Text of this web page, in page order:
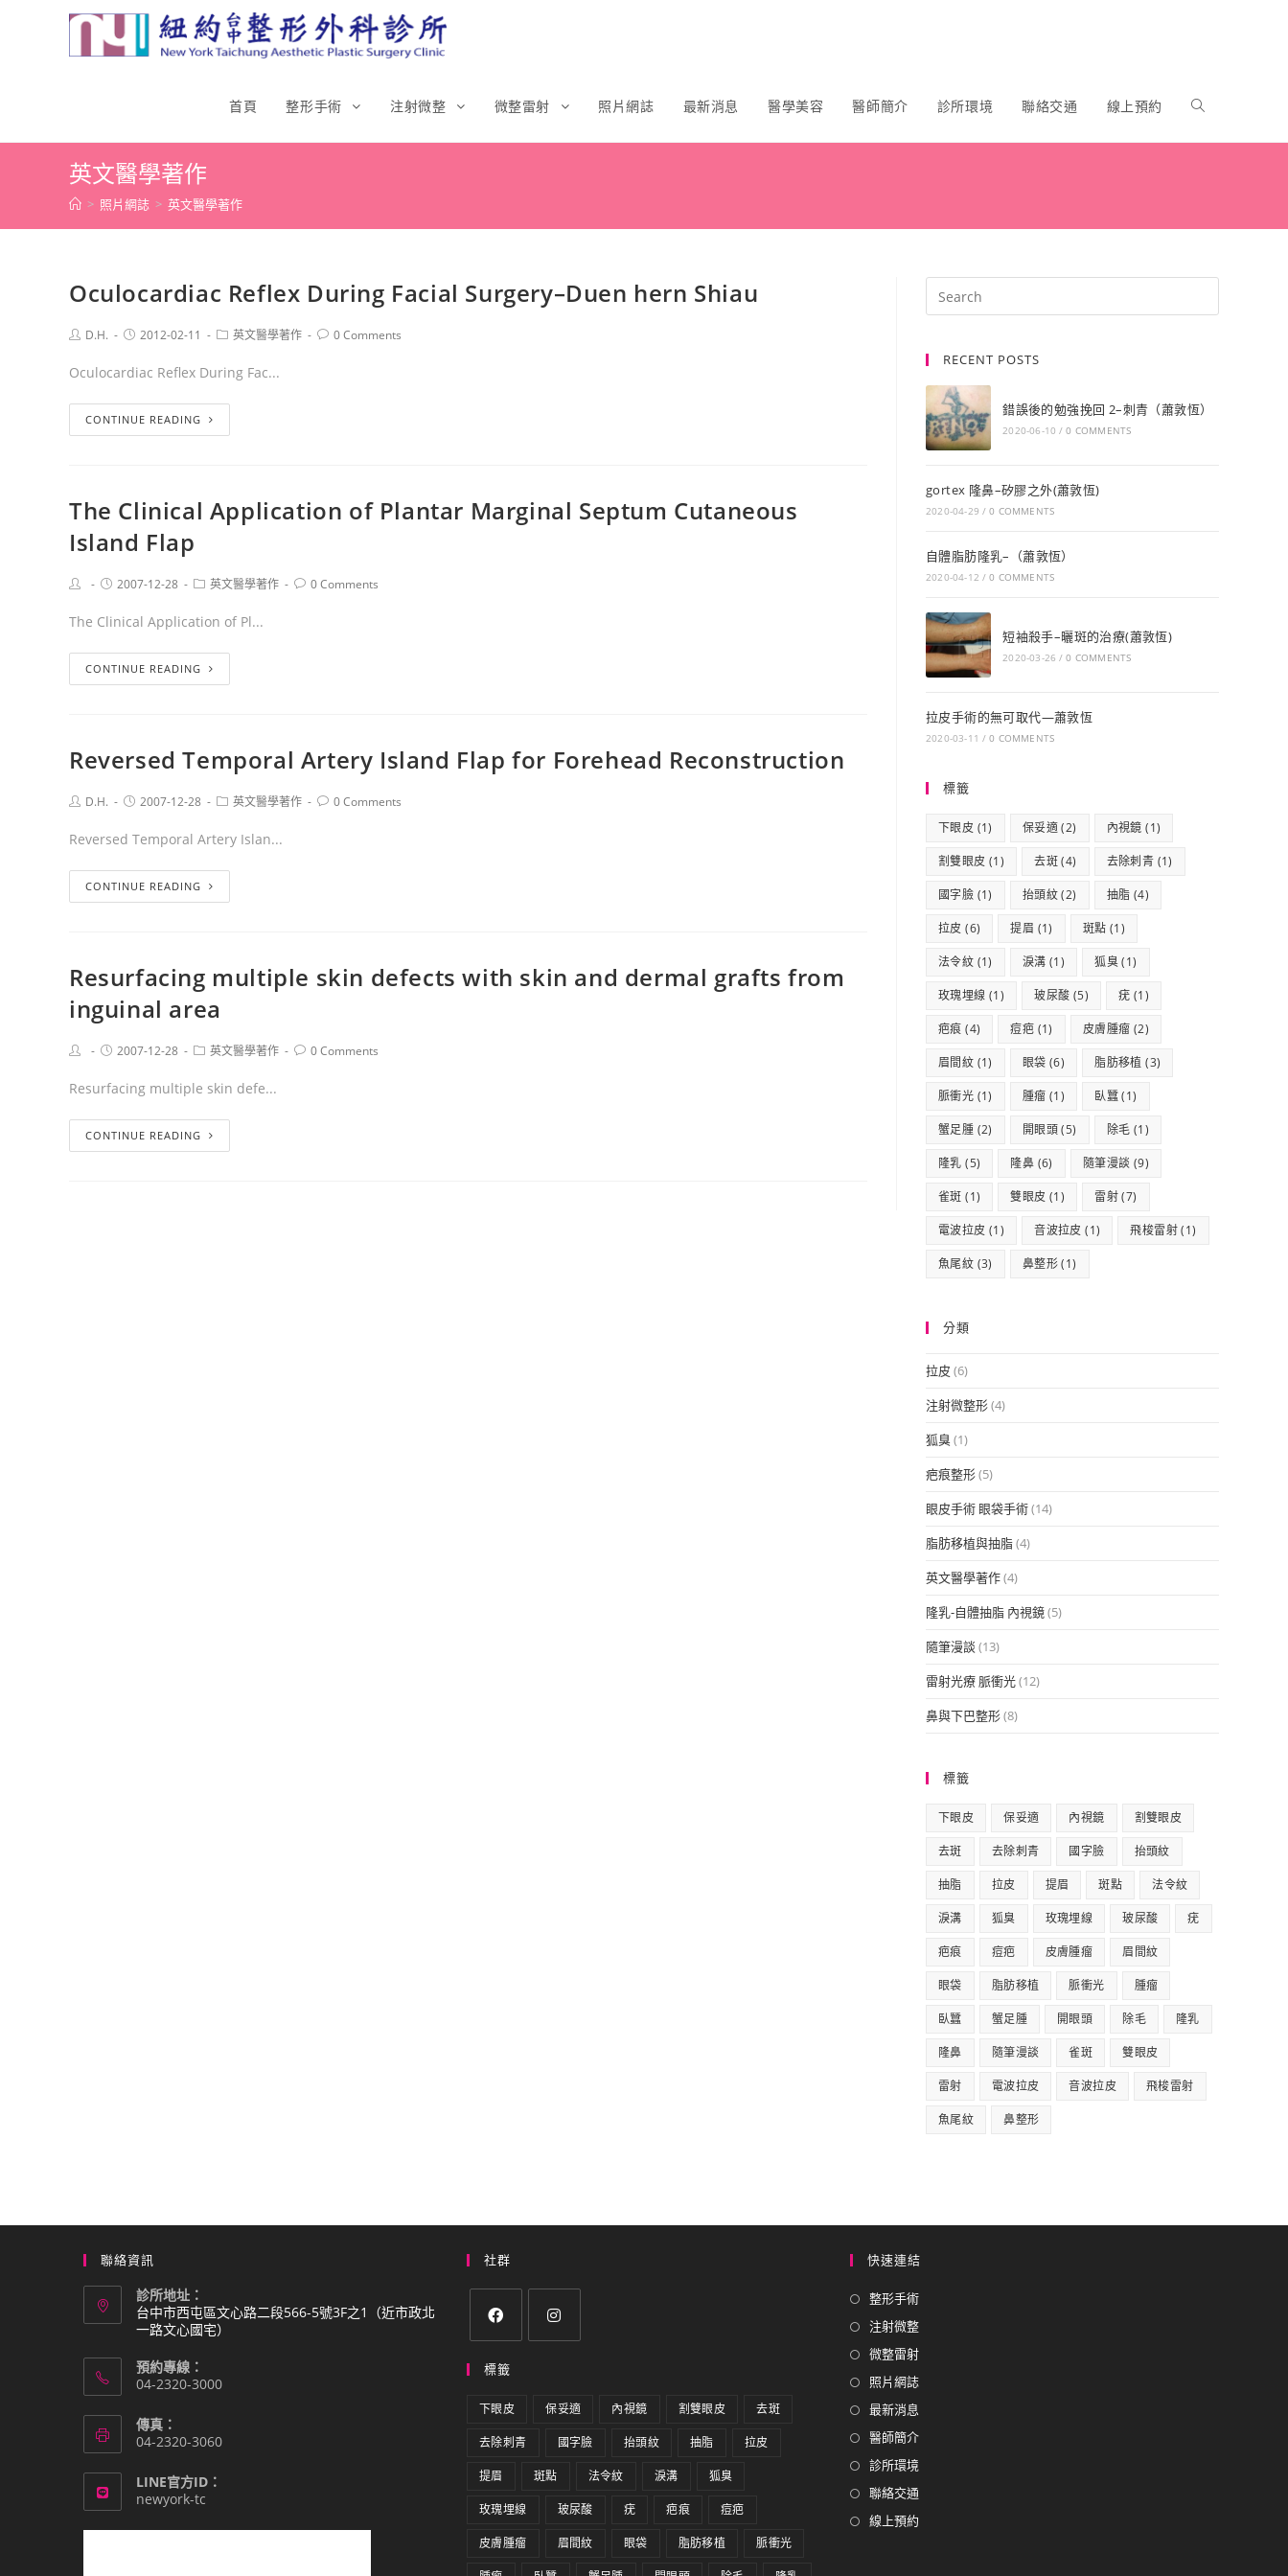
首頁 整形手術 注射微整 微整雷射 照片網誌 最新消息 醫學美容 醫師簡介 診所環境 聯絡交通 線上預約
英文醫學著作
> 照片網誌 > 英文醫學著作
Oculocardiac Reflex During Facial Surgery–Duen hern Shiau
D.H. 2012-02-11 英文醫學著作 0 Comments
Oculocardiac Reflex During Fac...
CONTINUE READING
The Clinical Application of Plantar Marginal Septum Cutaneous
Island Flap
2007-12-28 英文醫學著作 0 Comments
The Clinical Application of Pl...
CONTINUE READING
Reversed Temporal Artery Island Flap for Forehead Reconstruction
D.H. 2007-12-28 英文醫學著作 0 Comments
Reversed Temporal Artery Islan...
CONTINUE READING
Resurfacing multiple skin defects with skin and dermal grafts from
inguinal area
2007-12-28 英文醫學著作 0 Comments
Resurfacing multiple skin defe...
CONTINUE READING
RECENT POSTS
錯誤後的勉強挽回 2–刺青（蕭敦恆）
2020-06-10 / 0 COMMENTS
gortex 隆鼻–矽膠之外(蕭敦恆)
2020-04-29 / 0 COMMENTS
自體脂肪隆乳–（蕭敦恆）
2020-04-12 / 0 COMMENTS
短袖殺手–曬斑的治療(蕭敦恆)
2020-03-26 / 0 COMMENTS
拉皮手術的無可取代—蕭敦恆
2020-03-11 / 0 COMMENTS
標籤
下眼皮 (1) 保妥適(2) 內視鏡 (1)
割雙眼皮 (1) 去斑(4) 去除刺青 (1)
國字臉 (1) 抬頭紋(2) 抽脂 (4)
拉皮 (6) 提眉 (1) 斑點 (1)
法令紋 (1) 淚溝 (1) 狐臭(1)
玫瑰埋線 (1) 玻尿酸 (5) 疣 (1)
疤痕 (4) 痘疤 (1) 皮膚腫瘤 (2)
眉間紋 (1) 眼袋 (6) 脂肪移植 (3)
脈衝光 (1) 腫瘤 (1) 臥蠶(1)
蟹足腫 (2) 開眼頭(5) 除毛 (1)
隆乳 (5) 隆鼻 (6) 隨筆漫談 (9)
雀斑 (1) 雙眼皮 (1) 雷射(7)
電波拉皮 (1) 音波拉皮 (1) 飛梭雷射(1)
魚尾紋 (3) 鼻整形(1)
分類
拉皮 (6)
注射微整形(4)
狐臭(1)
疤痕整形(5)
眼皮手術 眼袋手術(14)
脂肪移植與抽脂(4)
英文醫學著作(4)
隆乳-自體抽脂 內視鏡(5)
隨筆漫談 (13)
雷射光療 脈衝光(12)
鼻與下巴整形(8)
標籤
下眼皮 保妥適 內視鏡 割雙眼皮
去斑 去除刺青 國字臉 抬頭紋
抽脂 拉皮 提眉 斑點 法令紋
淚溝 狐臭 玫瑰埋線 玻尿酸 疣
疤痕 痘疤 皮膚腫瘤 眉間紋
眼袋 脂肪移植 脈衝光 腫瘤
臥蠶 蟹足腫 開眼頭 除毛 隆乳
隆鼻 隨筆漫談 雀斑 雙眼皮
雷射 電波拉皮 音波拉皮 飛梭雷射
魚尾紋 鼻整形
聯絡資訊
診所地址：
台中市西屯區文心路二段566-5號3F之1（近市政北
一路文心國宅）
預約專線：
04-2320-3000
傳真：
04-2320-3060
LINE官方ID：
newyork-tc
社群
標籤
下眼皮 保妥適 內視鏡 割雙眼皮 去斑
去除刺青 國字臉 抬頭紋 抽脂 拉皮
提眉 斑點 法令紋 淚溝 狐臭
玫瑰埋線 玻尿酸 疣 疤痕 痘疤
皮膚腫瘤 眉間紋 眼袋 脂肪移植 脈衝光
快速連結
整形手術
注射微整
微整雷射
照片網誌
最新消息
醫師簡介
診所環境
聯絡交通
線上預約